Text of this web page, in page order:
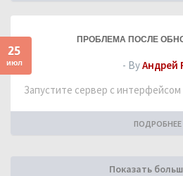
25
июл
ПРОБЛЕМА ПОСЛЕ
- ByАндрей
Запустите сервер с
ПОДРОБНЕЕ
Показать